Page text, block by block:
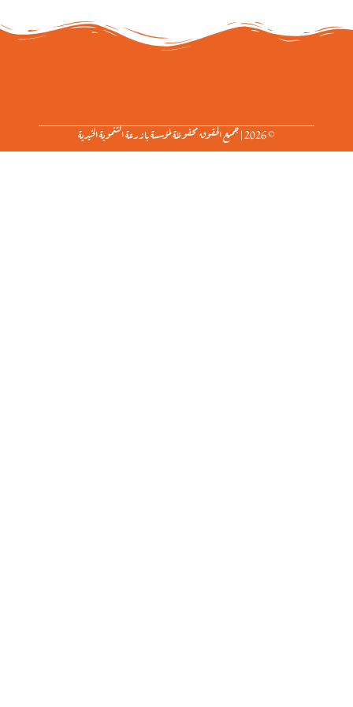
© 2026 | جميع الحقوق محفوظة لمؤسسة بازرعة التنموية الخيرية